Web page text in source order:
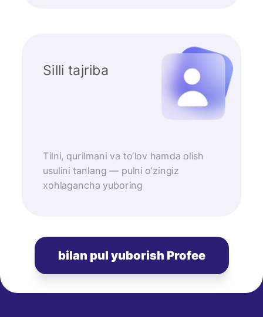
Silli tajriba
Tilni, qurilmani va to‘lov hamda olish
usulini tanlang — pulni o‘zingiz
xohlagancha yuboring
bilan pul yuborish Profee